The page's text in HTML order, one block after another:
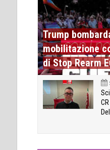
Trump
mobilitazione
di Stop Rearm